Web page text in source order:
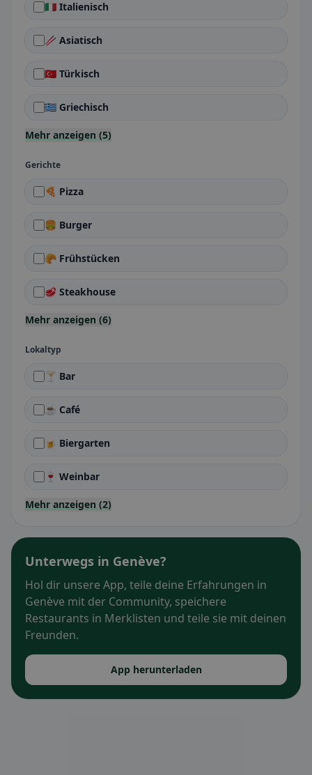
🇮🇹 Italienisch
🥢 Asiatisch
🇹🇷 Türkisch
🇬🇷 Griechisch
Mehr anzeigen (5)
Gerichte
🍕 Pizza
🍔 Burger
🥐 Frühstücken
🥩 Steakhouse
Mehr anzeigen (6)
Lokaltyp
🍸 Bar
☕ Café
🍺 Biergarten
🍷 Weinbar
Mehr anzeigen (2)
Unterwegs in Genève?
Hol dir unsere App, teile deine Erfahrungen in
Genève mit der Community, speichere
Restaurants in Merklisten und teile sie mit deinen
Freunden.
App herunterladen